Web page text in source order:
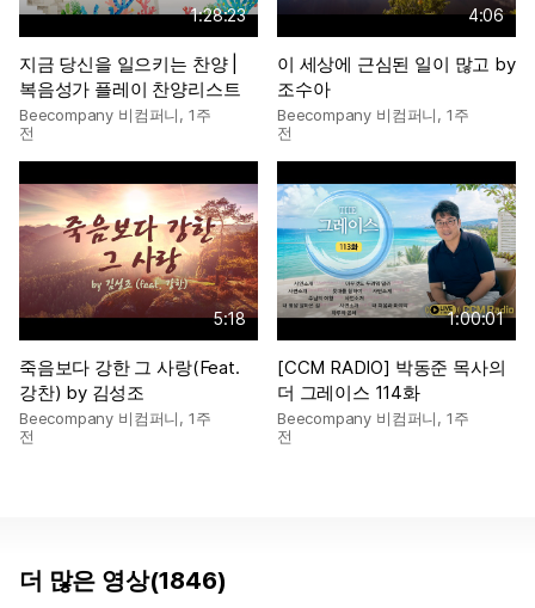
1:28:23
지금 당신을 일으키는 찬양 |
복음성가 플레이 찬양리스트
Beecompany 비컴퍼니, 1주
전
4:06
이 세상에 근심된 일이 많고 by
조수아
Beecompany 비컴퍼니, 1주
전
5:18
죽음보다 강한 그 사랑(Feat.
강찬) by 김성조
Beecompany 비컴퍼니, 1주
전
1:00:01
[CCM RADIO] 박동준 목사의
더 그레이스 114화
Beecompany 비컴퍼니, 1주
전
더 많은 영상(1846)